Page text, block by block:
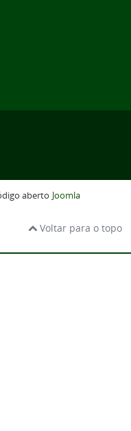
aberto Joomla
Voltar para o topo